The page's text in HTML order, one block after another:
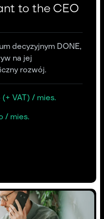
to the CEO
decyzyjnym DONE,
na jej
rozwój.
VAT) / mies.
/ mies.